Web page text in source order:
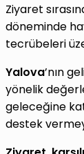
Ziyaret
döneminde
tecrübeleri
Yalova’nın
yönelik
geleceğine
destek